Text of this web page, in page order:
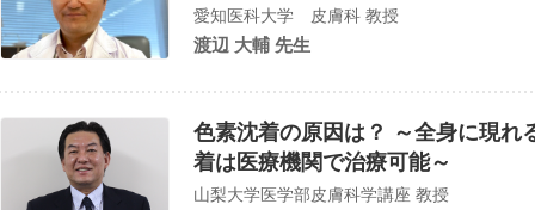
愛知医科大学 皮膚科 教授
渡辺 大輔 先生
色素沈着の原因は？ ～全身に現れ
着は医療機関で治療可能～
山梨大学医学部皮膚科学講座 教授